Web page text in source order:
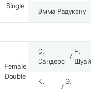
Single
Эмма Радукану
Female
Double
С.
Сандерс
Ч.
Шуай
К.
Э.